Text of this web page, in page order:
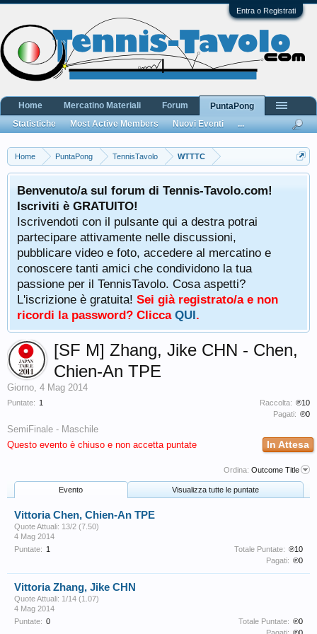
Entra o Registrati
Home PuntaPong TennisTavolo WTTTC
Benvenuto/a sul forum di Tennis-Tavolo.com!
Iscriviti è GRATUITO!
Iscrivendoti con il pulsante qui a destra potrai
partecipare attivamente nelle discussioni,
pubblicare video e foto, accedere al mercatino e
conoscere tanti amici che condividono la tua
passione per il TennisTavolo. Cosa aspetti?
L'iscrizione è gratuita! Sei già registrato/a e non
ricordi la password? Clicca QUI.
Puntate: 1 Raccolta: ℗10
Pagati: ℗0
[SF M] Zhang, Jike CHN - Chen,
Chien-An TPE
Giorno, 4 Mag 2014
In Attesa
SemiFinale - Maschile
Questo evento è chiuso e non accetta puntate
Ordina: Outcome Title
Evento Visualizza tutte le puntate
Vittoria Chen, Chien-An TPE
Quote Attuali: 13/2 (7.50)
4 Mag 2014
Puntate: 1 Totale Puntate: ℗10
Pagati: ℗0
Vittoria Zhang, Jike CHN
Quote Attuali: 1/14 (1.07)
4 Mag 2014
Puntate: 0 Totale Puntate: ℗0
Home Mercatino Materiali Forum
PuntaPong
Statistiche
Most Active Members Nuovi Eventi ...